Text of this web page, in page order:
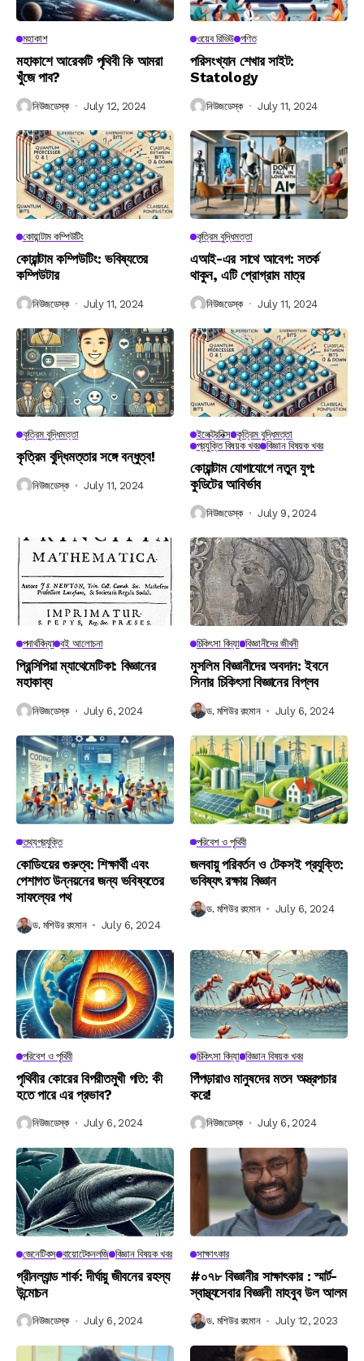
মহাকাশ
মহাকাশে আরেকটি পৃথিবী কি আমরা
খুঁজে পাব?
নিউজডেস্ক July 12, 2024
ওয়েব রিভিউ গণিত
পরিসংখ্যান শেখার সাইট:
Statology
নিউজডেস্ক July 11, 2024
কোয়ান্টাম কম্পিউটিং
কোয়ান্টাম কম্পিউটিং: ভবিষ্যতের
কম্পিউটার
নিউজডেস্ক July 11, 2024
কৃত্রিম বুদ্ধিমত্তা
এআই-এর সাথে আবেগ: সতর্ক
থাকুন, এটি প্রোগ্রাম মাত্র
নিউজডেস্ক July 11, 2024
কৃত্রিম বুদ্ধিমত্তা
কৃত্রিম বুদ্ধিমত্তার সঙ্গে বন্ধুত্ব!
নিউজডেস্ক July 11, 2024
ইলেক্ট্রনিক্স কৃত্রিম বুদ্ধিমত্তা
প্রযুক্তি বিষয়ক খবর বিজ্ঞান বিষয়ক খবর
কোয়ান্টাম যোগাযোগে নতুন যুগ:
কুডিটের আবির্ভাব
নিউজডেস্ক July 9, 2024
পদার্থবিদ্যা বই আলোচনা
প্রিন্সিপিয়া ম্যাথেমেটিকা: বিজ্ঞানের
মহাকাব্য
নিউজডেস্ক July 6, 2024
চিকিৎসা বিদ্যা বিজ্ঞানীদের জীবনী
মুসলিম বিজ্ঞানীদের অবদান: ইবনে
সিনার চিকিৎসা বিজ্ঞানের বিপ্লব
ড. মশিউর রহমান July 6, 2024
তথ্যপ্রযুক্তি
কোডিংয়ের গুরুত্ব: শিক্ষার্থী এবং
পেশাগত উন্নয়নের জন্য ভবিষ্যতের
সাফল্যের পথ
ড. মশিউর রহমান July 6, 2024
পরিবেশ ও পৃথিবী
জলবায়ু পরিবর্তন ও টেকসই প্রযুক্তি:
ভবিষ্যৎ রক্ষায় বিজ্ঞান
ড. মশিউর রহমান July 6, 2024
পরিবেশ ও পৃথিবী
পৃথিবীর কোরের বিপরীতমুখী গতি: কী
হতে পারে এর প্রভাব?
নিউজডেস্ক July 6, 2024
চিকিৎসা বিদ্যা বিজ্ঞান বিষয়ক খবর
পিঁপড়ারাও মানুষদের মতন অস্ত্রপচার
করে!
নিউজডেস্ক July 6, 2024
জেনেটিকস বায়োটেকনলজি বিজ্ঞান বিষয়ক খবর
গ্রীনল্যান্ড শার্ক: দীর্ঘায়ু জীবনের রহস্য
উন্মোচন
নিউজডেস্ক July 6, 2024
সাক্ষাৎকার
#০৭৮ বিজ্ঞানীর সাক্ষাৎকার : স্মার্ট-
স্বাস্থ্যসেবার বিজ্ঞানী মাহবুব উল আলম
ড. মশিউর রহমান July 12, 2023